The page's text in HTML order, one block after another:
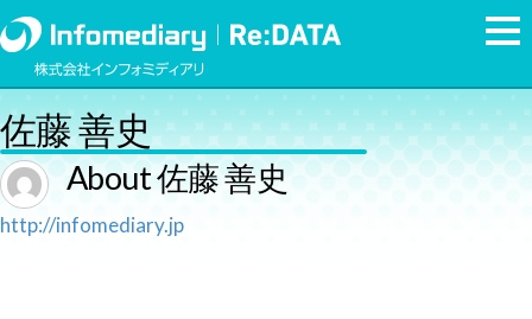
佐藤 善史
About佐藤 善史
http://infomediary.jp